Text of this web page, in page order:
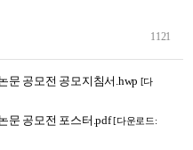
1121
문 공모전 공모지침서.hwp [다
문 공모전 포스터.pdf[다운로드: